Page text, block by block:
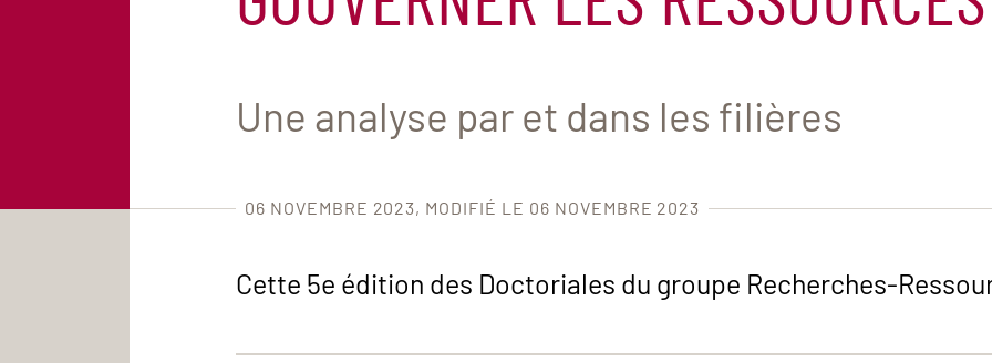
Une analyse par et dans les filières
06 NOVEMBRE 2023 MODIFIÉ LE 06 NOVEMBRE 2023
Cette 5e édition des Doctoriales du groupe Recherches-